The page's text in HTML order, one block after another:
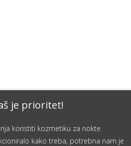
je prioritet!
koristiti kozmetiku za nokte
kako treba, potrebna nam je